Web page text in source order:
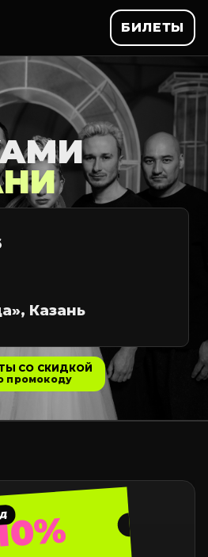
БИЛЕТЫ
Казань
СО СКИДКОЙ
промокоду